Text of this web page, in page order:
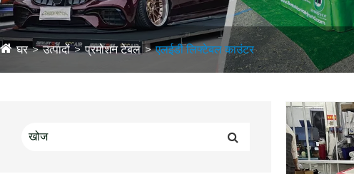
घर उत्पादों प्रमोशन टेबल एलईडी लिफ्टेबल काउंटर